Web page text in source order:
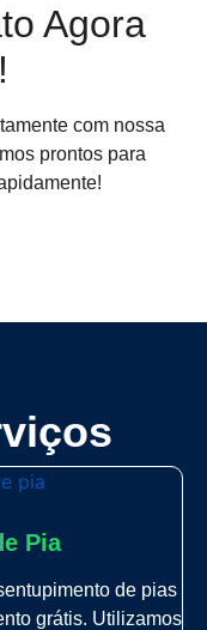
Agora
com nossa
prontos para
Pia
de pias
grátis. Utilizamos